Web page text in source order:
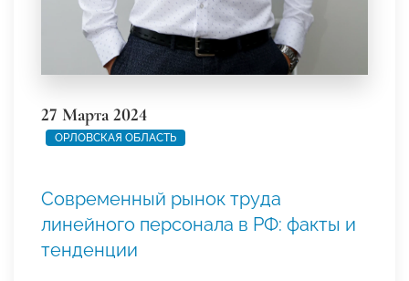
27 Марта 2024
ОРЛОВСКАЯ ОБЛАСТЬ
Современный рынок труда
линейного персонала в РФ: факты и
тенденции